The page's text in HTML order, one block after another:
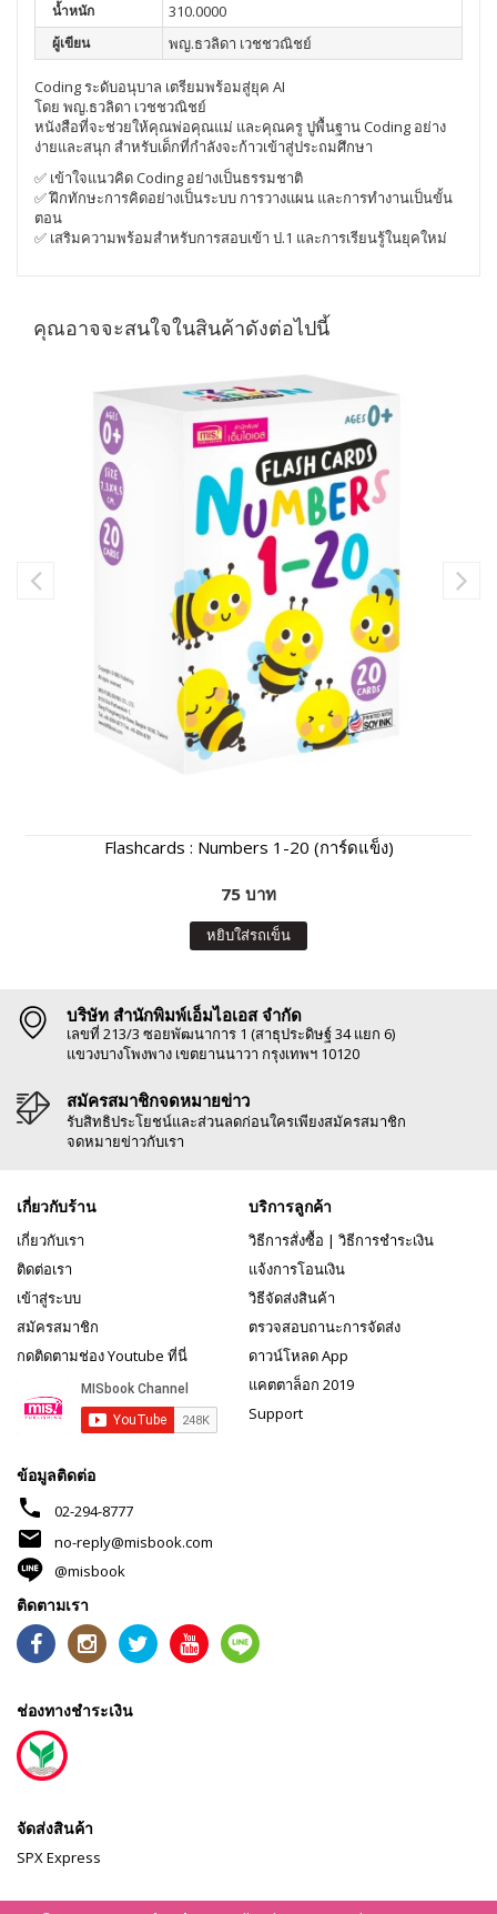
น้ำหนัก 310.0000
ผู้เขียน พญ.ธวลิดา เวชชวณิชย์
Coding ระดับอนุบาล เตรียมพร้อมสู่ยุค AI
โดย พญ.ธวลิดา เวชชวณิชย์
หนังสือที่จะช่วยให้คุณพ่อคุณแม่ และคุณครู ปูพื้นฐาน Coding อย่าง
ง่ายและสนุก สำหรับเด็กที่กำลังจะก้าวเข้าสู่ประถมศึกษา
✅ เข้าใจแนวคิด Coding อย่างเป็นธรรมชาติ
✅ ฝึกทักษะการคิดอย่างเป็นระบบ การวางแผน และการทำงานเป็นขั้น
ตอน
✅ เสริมความพร้อมสำหรับการสอบเข้า ป.1 และการเรียนรู้ในยุคใหม่
คุณอาจจะสนใจในสินค้าดังต่อไปนี้
Flashcards : Numbers 1-20 (การ์ดแข็ง)
75 บาท
หยิบใส่รถเข็น
บริษัท สำนักพิมพ์เอ็มไอเอส จำกัด
เลขที่ 213/3 ซอยพัฒนาการ 1 (สาธุประดิษฐ์ 34 แยก 6)
แขวงบางโพงพาง เขตยานนาวา กรุงเทพฯ 10120
สมัครสมาชิกจดหมายข่าว
รับสิทธิประโยชน์และส่วนลดก่อนใครเพียงสมัครสมาชิก
จดหมายข่าวกับเรา
เกี่ยวกับร้าน
เกี่ยวกับเรา
ติดต่อเรา
เข้าสู่ระบบ
สมัครสมาชิก
กดติดตามช่อง Youtube ที่นี่
บริการลูกค้า
วิธีการสั่งซื้อ | วิธีการชำระเงิน
แจ้งการโอนเงิน
วิธีจัดส่งสินค้า
ตรวจสอบถานะการจัดส่ง
ดาวน์โหลด App
แคตตาล็อก 2019
Support
ข้อมูลติดต่อ
phone 02-294-8777
mail
no-reply@misbook.com
@misbook
ติดตามเรา
ช่องทางชำระเงิน
จัดส่งสินค้า
SPX Express